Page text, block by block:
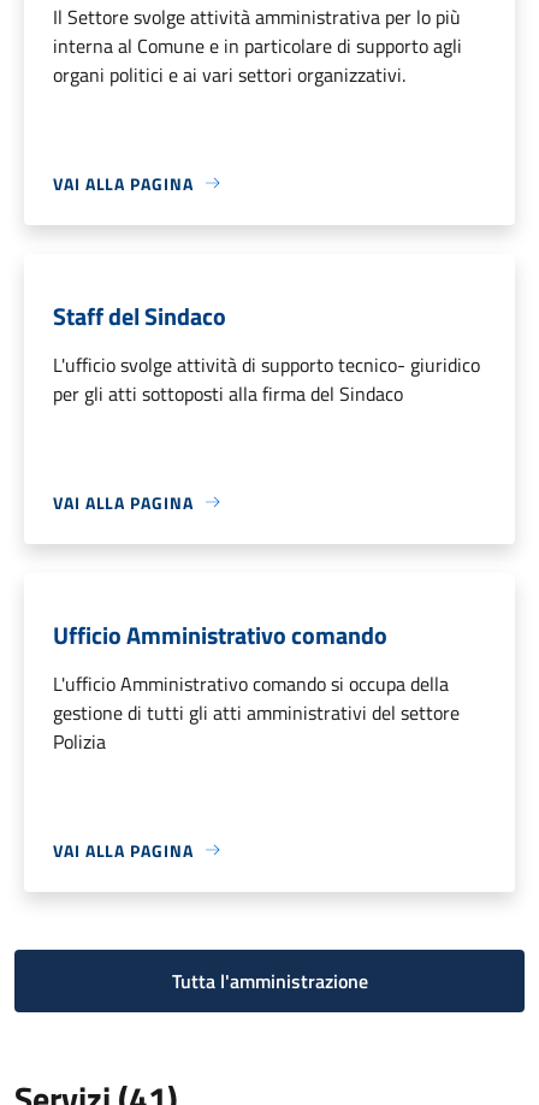
Il Settore svolge attività amministrativa per lo più
interna al Comune e in particolare di supporto agli
organi politici e ai vari settori organizzativi.
VAI ALLA PAGINA
Staff del Sindaco
L'ufficio svolge attività di supporto tecnico- giuridico
per gli atti sottoposti alla firma del Sindaco
VAI ALLA PAGINA
Ufficio Amministrativo comando
L'ufficio Amministrativo comando si occupa della
gestione di tutti gli atti amministrativi del settore
Polizia
VAI ALLA PAGINA
Tutta l'amministrazione